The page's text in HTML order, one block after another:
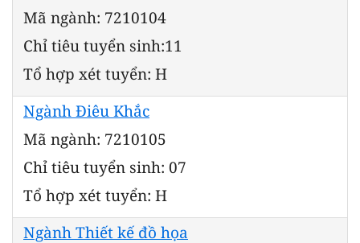
Mã ngành: 7210104
Chỉ tiêu tuyển sinh:11
Tổ hợp xét tuyển: H
Ngành Điêu Khắc
Mã ngành: 7210105
Chỉ tiêu tuyển sinh: 07
Tổ hợp xét tuyển: H
Ngành Thiết kế đồ họa